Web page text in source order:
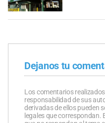
Dejanos tu
Los comentarios
responsabilidad de sus
derivadas de ellos pueden
legales que